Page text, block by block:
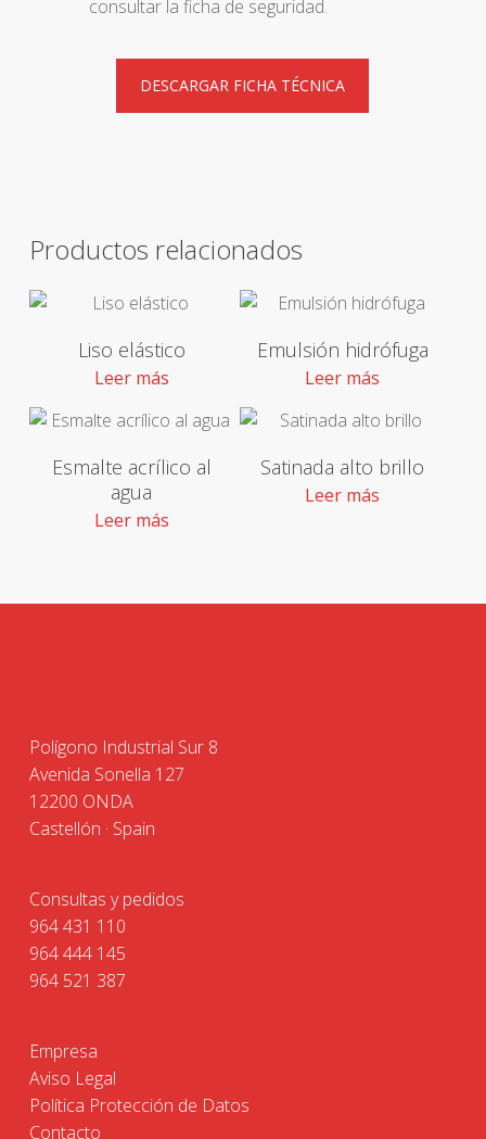
consultar la ficha de seguridad.
DESCARGAR FICHA TÉCNICA
Productos relacionados
Liso elástico
Leer más
Emulsión hidrófuga
Leer más
Esmalte acrílico al
agua
Leer más
Satinada alto brillo
Leer más
Polígono Industrial Sur 8
Avenida Sonella 127
12200 ONDA
Castellón · Spain
Consultas y pedidos
964 431 110
964 444 145
964 521 387
Empresa
Aviso Legal
Política Protección de Datos
Contacto